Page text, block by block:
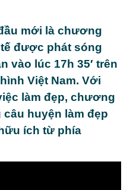
mới là chương
được phát sóng
vào lúc 17h 35′ trên
Việt Nam. Với
làm đẹp, chương
huyện làm đẹp
ích từ phía